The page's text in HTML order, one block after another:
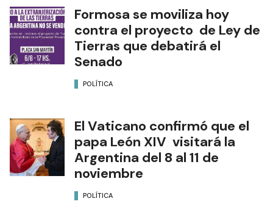
Formosa se moviliza hoy
contra el proyecto de Ley de
Tierras que debatirá el
Senado
POLÍTICA
El Vaticano confirmó que el
papa León XIV visitará la
Argentina del 8 al 11 de
noviembre
POLÍTICA